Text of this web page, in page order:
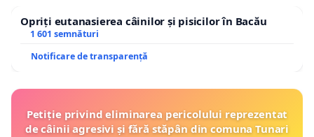
Opriți eutanasierea câinilor și pisicilor în Bacău
1 601 semnături
Notificare de transparență
Petiție privind eliminarea pericolului reprezentat
de câinii agresivi și fără stăpân din comuna Tunari